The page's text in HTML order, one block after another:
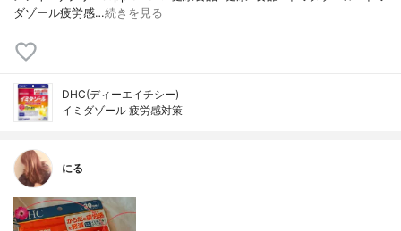
ダゾール疲労感…続きを見る
DHC(ディーエイチシー)
イミダゾール 疲労感対策
にる